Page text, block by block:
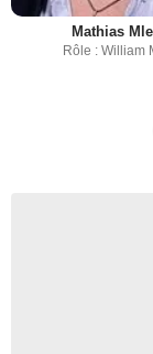
Mathias
Rôle : William